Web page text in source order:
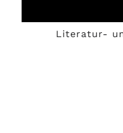
Literatur-